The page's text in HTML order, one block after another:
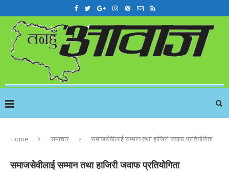
Home समाचार स‌माजसेवीलाई स‌म्मान तथा हाजिरी जवाफ प्रतियोगिता
स‌माजसेवीलाई स‌म्मान तथा हाजिरी जवाफ प्रतियोगिता